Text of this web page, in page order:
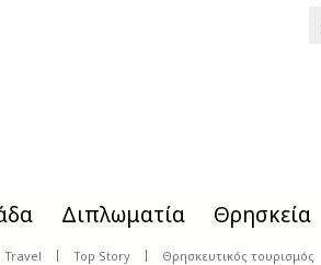
Διπλωματία Θρησκεία
Travel Top Story Θρησκευτικός τουρισμός